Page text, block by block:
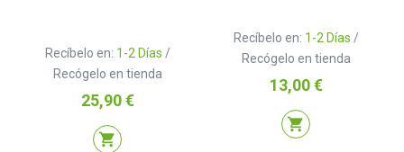
Recíbelo en: 1-2 Días /
Recógelo en tienda
Precio
25,90 €
shopping_cart
Recíbelo en: 1-2 Días /
Recógelo en tienda
Precio
13,00 €
shopping_cart